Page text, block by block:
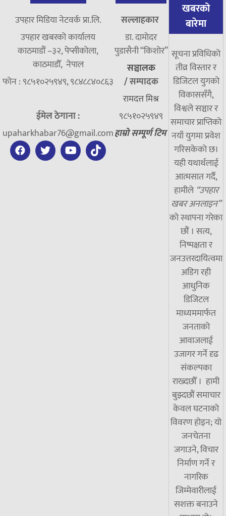
उपहार मिडिया नेटवर्क प्रा.लि.
उपहार खबरको कार्यालय
काठमाडौं –३२, पेप्सीकोला,
काठमाडौँ, नेपाल
फोन : ९८५१०२५९४९, ९८४८८४०८६३
ईमेल ठेगाना :
upaharkhabar76@gmail.com
सल्लाहकार
डा. दामाेदर
पुडासैनी “किशाेर”
सञ्चालक
/सम्पादक
रामदत्त मिश्र
९८५१०२५९४९
हाम्रो सम्पूर्ण टिम
खबरको
बारेमा
सूचना प्रविधिको
तीव्र विस्तार र
डिजिटल युगको
विकाससँगै,
विश्वले सञ्चार र
समाचार प्राप्तिको
नयाँ युगमा प्रवेश
गरिसकेको छ।
यही यथार्थलाई
आत्मसात गर्दै,
हामीले “उपहार
खबर अनलाइन”
को स्थापना गरेका
छौं । सत्य,
निष्पक्षता र
जनउत्तरदायित्वमा
अडिग रही
आधुनिक
डिजिटल
माध्यममार्फत
जनताको
आवाजलाई
उजागर गर्ने दृढ
संकल्पका
राख्दछौँ । हामी
बुझ्दछौं समाचार
केवल घटनाको
विवरण होइन; यो
जनचेतना
जगाउने, विचार
निर्माण गर्ने र
नागरिक
जिम्मेवारीलाई
सशक्त बनाउने